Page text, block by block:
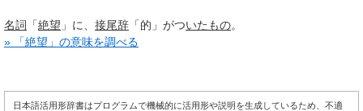
名詞 「絶望 」に、 接尾辞 「的」がついたもの。
» 「絶望」の意味を調べる
日本語活用形辞書はプログラムで機械的に活用形や説明を生成しているため、不適